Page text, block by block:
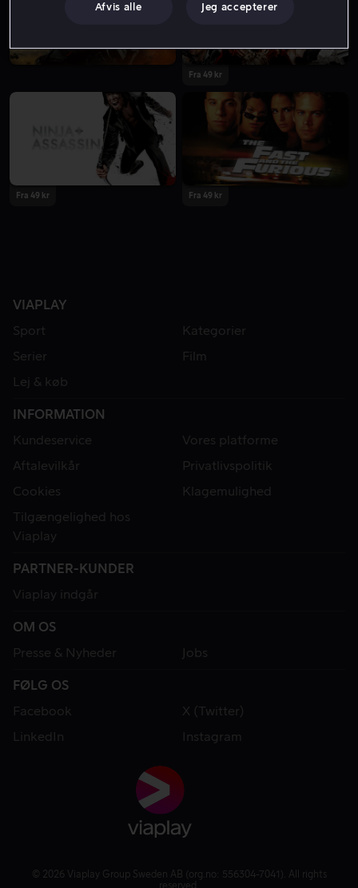
Fra 49 kr
Fra 49 kr Fra 49 kr
VIAPLAY
Sport
Kategorier
Serier
Film
Lej & køb
INFORMATION
Kundeservice
Vores platforme
Aftalevilkår
Privatlivspolitik
Cookies
Klagemulighed
Tilgængelighed hos
Viaplay
PARTNER-KUNDER
Viaplay indgår
OM OS
Presse & Nyheder
Jobs
FØLG OS
Facebook
X (Twitter)
LinkedIn
Instagram
© 2026 Viaplay Group Sweden AB (org.no: 556304-7041). All rights
reserved.
Afvis alle Jeg accepterer